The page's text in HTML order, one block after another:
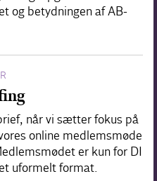
og betydningen af AB-
når vi sætter fokus på
online medlemsmøde
er kun for DI
uformelt format.